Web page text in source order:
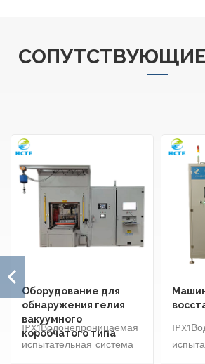
Оборудование для
обнаружения гелия
вакуумного
коробчатого типа
IPX1Водонепроницаемая
испытательная система